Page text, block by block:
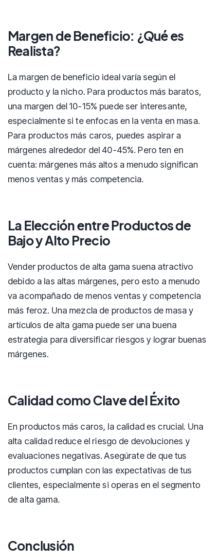
Margen de Beneficio: ¿Qué es
Realista?
La margen de beneficio ideal varía según el
producto y la nicho. Para productos más baratos,
una margen del 10-15% puede ser interesante,
especialmente si te enfocas en la venta en masa.
Para productos más caros, puedes aspirar a
márgenes alrededor del 40-45%. Pero ten en
cuenta: márgenes más altos a menudo significan
menos ventas y más competencia.
La Elección entre Productos de
Bajo y Alto Precio
Vender productos de alta gama suena atractivo
debido a las altas márgenes, pero esto a menudo
va acompañado de menos ventas y competencia
más feroz. Una mezcla de productos de masa y
artículos de alta gama puede ser una buena
estrategia para diversificar riesgos y lograr buenas
márgenes.
Calidad como Clave del Éxito
En productos más caros, la calidad es crucial. Una
alta calidad reduce el riesgo de devoluciones y
evaluaciones negativas. Asegúrate de que tus
productos cumplan con las expectativas de tus
clientes, especialmente si operas en el segmento
de alta gama.
Conclusión